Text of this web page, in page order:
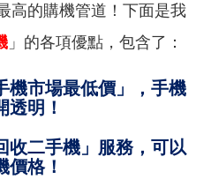
高的購機管道！下面是我
」的各項優點，包含了：
機市場最低價」，手機
透明！
收二手機」服務，可以
價格！